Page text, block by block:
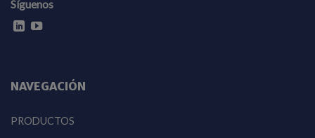
NAVEGACIÓN
PRODUCTOS
Síguenos